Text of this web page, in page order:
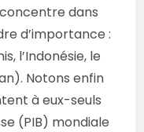
dans
d’importance :
l’Indonésie, le
Notons enfin
à eux-seuls
(PIB) mondiale